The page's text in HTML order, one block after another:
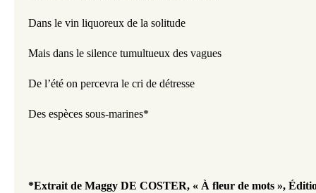
Dans le vin liquoreux de la solitude
Mais dans le silence tumultueux des vagues
De l’été on percevra le cri de détresse
Des espèces sous-marines*
*Extrait de Maggy DE COSTER, « À fleur de mots »,